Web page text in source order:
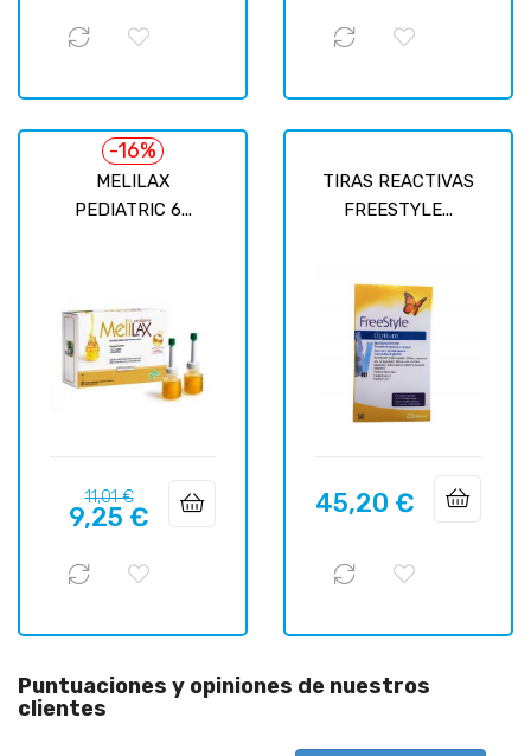
MELILAX
PEDIATRIC 6...
-16%
Precio
regular
11,01 €Precio
9,25 €
TIRAS REACTIVAS
FREESTYLE...
Precio
45,20 €
Puntuaciones y opiniones de nuestros
clientes